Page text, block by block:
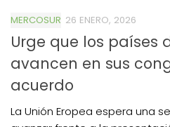
MERCOSUR 26 ENERO, 2026
Urge que los países
avancen en sus
acuerdo
La Unión Eropea espera una